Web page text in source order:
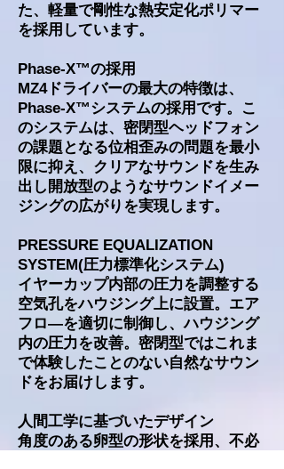
た、軽量で剛性な熱安定化ポリマー
を採用しています。
Phase-X™の採用
MZ4ドライバーの最大の特徴は、
Phase-X™システムの採用です。こ
のシステムは、密閉型ヘッドフォン
の課題となる位相歪みの問題を最小
限に抑え、クリアなサウンドを生み
出し開放型のようなサウンドイメー
ジングの広がりを実現します。
PRESSURE EQUALIZATION
SYSTEM(圧力標準化システム)
イヤーカップ内部の圧力を調整する
空気孔をハウジング上に設置。エア
フロ―を適切に制御し、ハウジング
内の圧力を改善。密閉型ではこれま
で体験したことのない自然なサウン
ドをお届けします。
人間工学に基づいたデザイン
角度のある卵型の形状を採用、不必